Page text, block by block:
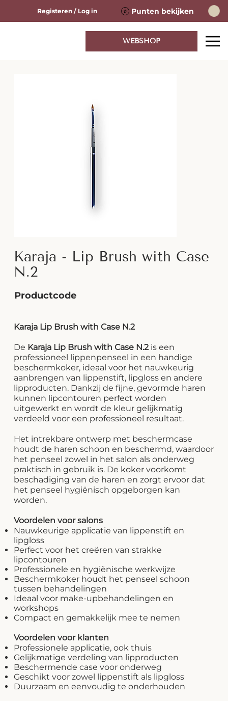
Punten bekijken
Registeren / Log in
WEBSHOP
Karaja - Lip Brush with Case
N.2
Productcode
Karaja Lip Brush with Case N.2
De Karaja Lip Brush with Case N.2is een
professioneel lippenpenseel in een handige
beschermkoker, ideaal voor het nauwkeurig
aanbrengen van lippenstift, lipgloss en andere
lipproducten. Dankzij de fijne, gevormde haren
kunnen lipcontouren perfect worden
uitgewerkt en wordt de kleur gelijkmatig
verdeeld voor een professioneel resultaat.
Het intrekbare ontwerp met beschermcase
houdt de haren schoon en beschermd, waardoor
het penseel zowel in het salon als onderweg
praktisch in gebruik is. De koker voorkomt
beschadiging van de haren en zorgt ervoor dat
het penseel hygiënisch opgeborgen kan
worden.
Voordelen voor salons
Nauwkeurige applicatie van lippenstift en
lipgloss
Perfect voor het creëren van strakke
lipcontouren
Professionele en hygiënische werkwijze
Beschermkoker houdt het penseel schoon
tussen behandelingen
Ideaal voor make-upbehandelingen en
workshops
Compact en gemakkelijk mee te nemen
Voordelen voor klanten
Professionele applicatie, ook thuis
Gelijkmatige verdeling van lipproducten
Beschermende case voor onderweg
Geschikt voor zowel lippenstift als lipgloss
Duurzaam en eenvoudig te onderhouden